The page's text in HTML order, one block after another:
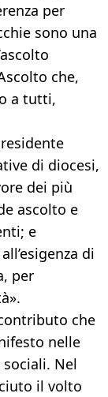
per
sono una
che,
a tutti,
di diocesi,
dei più
ascolto e
e
di
per
che
nelle
Nel
il volto